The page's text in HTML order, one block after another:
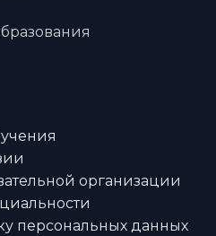
организации
персональных данных